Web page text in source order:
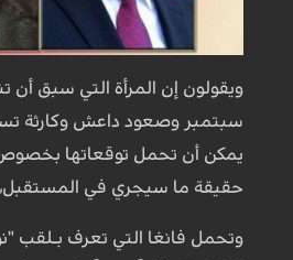
سبتمبر وصعود داعش وكارثة
يمكن أن تحمل توقعاتها
حقيقة ما سيجري في المستقبل،
وتحمل فانغا التي تعرف بـلقب